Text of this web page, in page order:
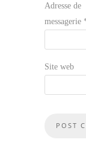
Adresse de
messagerie
Site web